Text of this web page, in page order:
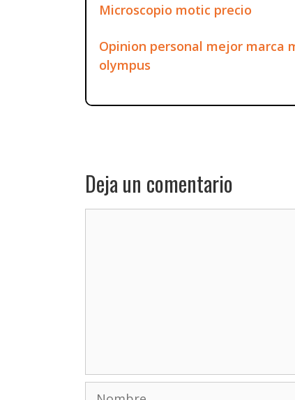
Microscopio motic precio
Opinion personal mejor marca
olympus
Deja un comentario
Nombre